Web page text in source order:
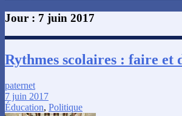
Jour : 7 juin 2017
Rythmes scolaires : faire
paternet
7 juin 2017
Éducation, Politique